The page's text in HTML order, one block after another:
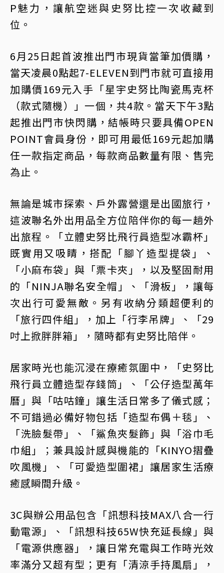
P魅力，讓航空迷與史努比控一次收藏到
位。
6月25日起首波推出門市現貨當筆加價購，
當天凌晨0點起7-ELEVEN到門市就可直接用
加購價169元入手「星宇史努比陶瓷馬克杯
（款式隨機）」一個，共4款。當天下午3點
起推出門市快閃購，結帳時只要具備OPEN
POINT會員身份，即可用最低169元起加購
任一款指定商品，每款商品數量有限、售完
為止。
無論是城市探索、戶外露營還是出國旅行，
這波聯名外出用品全方位陪伴你的每一趟外
出旅程。「立體史努比飛行員造型冰霸杯」
既實用又吸睛，搭配「腳丫造型提袋」、
「小麻布袋」與「票卡夾」，以及堅固耐用
的「NINJA聯名安全帽」、「滑板」，讓每
次出行可愛無敵。另有收納分類超便利的
「旅行四件組」，加上「行李吊牌」、「29
吋上掀胖胖箱」，隨時都有史努比陪伴。
居家時光也能沉浸在療癒氛圍中，「史努比
飛行員立體造型存錢筒」、「公仔造型萬年
曆」與「咕咕鐘」讓生活日常多了儀式感；
不可錯過必備好物包括「造型布偶＋毯」、
「洗臉髮帶」、「鯊魚夾髮飾」與「浴巾毛
巾組」；兼具設計感與機能的「KINYO摺疊
吹風機」、「可愛造型圍裙」讓居家生活療
癒感瞬間升級。
3C與辦公用品包含「訊想科技MAX八合一行
動電源」、「訊想科技65W快充延長線」與
「電源供應器」，讓日常充電與工作時光效
率滿分又超有型；更有「清涼手持風扇」，